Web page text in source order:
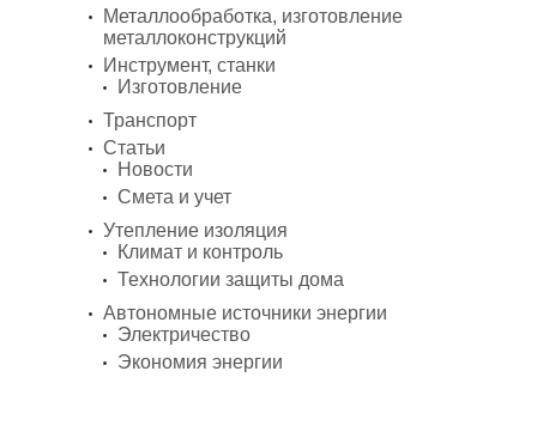
Металлообработка, изготовление
металлоконструкций
Инструмент, станки
Изготовление
Транспорт
Статьи
Новости
Смета и учет
Утепление изоляция
Климат и контроль
Технологии защиты дома
Автономные источники энергии
Электричество
Экономия энергии